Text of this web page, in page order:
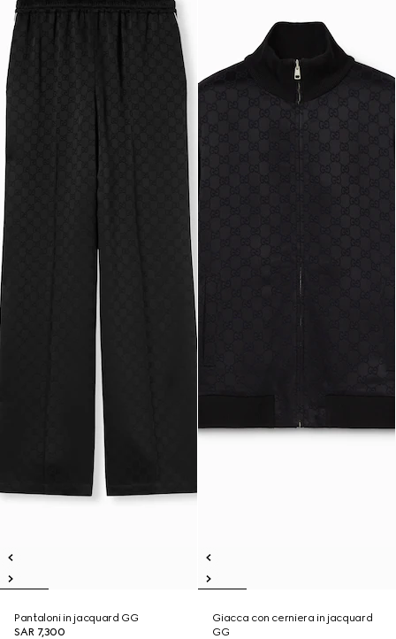
Pantaloni in jacquard GG
SAR 7,300
Giacca con cerniera in jacquard
GG